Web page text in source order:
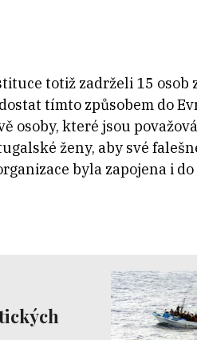
totiž zadrželi 15 osob
tímto způsobem do
osoby, které jsou
ženy, aby své
byla zapojena i